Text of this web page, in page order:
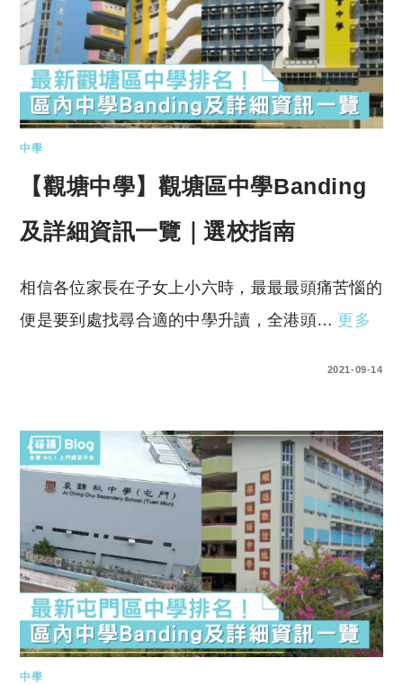
中學
【觀塘中學】觀塘區中學Banding
及詳細資訊一覽｜選校指南
相信各位家長在子女上小六時，最最最頭痛苦惱的
便是要到處找尋合適的中學升讀，全港頭… 更多
2021-09-14
中學